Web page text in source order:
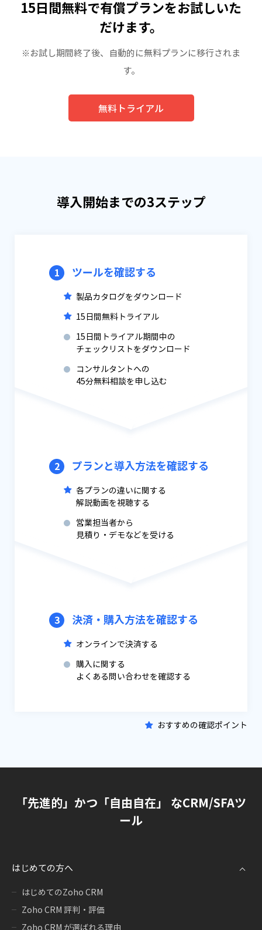
15日間無料で有償プランをお試しいた
だけます。
※お試し期間終了後、自動的に無料プランに移行されま
す。
無料トライアル
導入開始までの3ステップ
1 ツールを確認する
製品カタログをダウンロード
15日間無料トライアル
15日間トライアル期間中の
チェックリストをダウンロード
コンサルタントへの
45分無料相談を申し込む
2 プランと導入方法を確認する
各プランの違いに関する
解説動画を視聴する
営業担当者から
見積り・デモなどを受ける
3 決済・購入方法を確認する
オンラインで決済する
購入に関する
よくある問い合わせを確認する
おすすめの確認ポイント
「先進的」かつ「自由自在」 なCRM/SFAツ
ール
はじめての方へ
はじめてのZoho CRM
Zoho CRM 評判・評価
Zoho CRM が選ばれる理由